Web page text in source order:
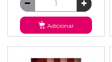
Adicionar